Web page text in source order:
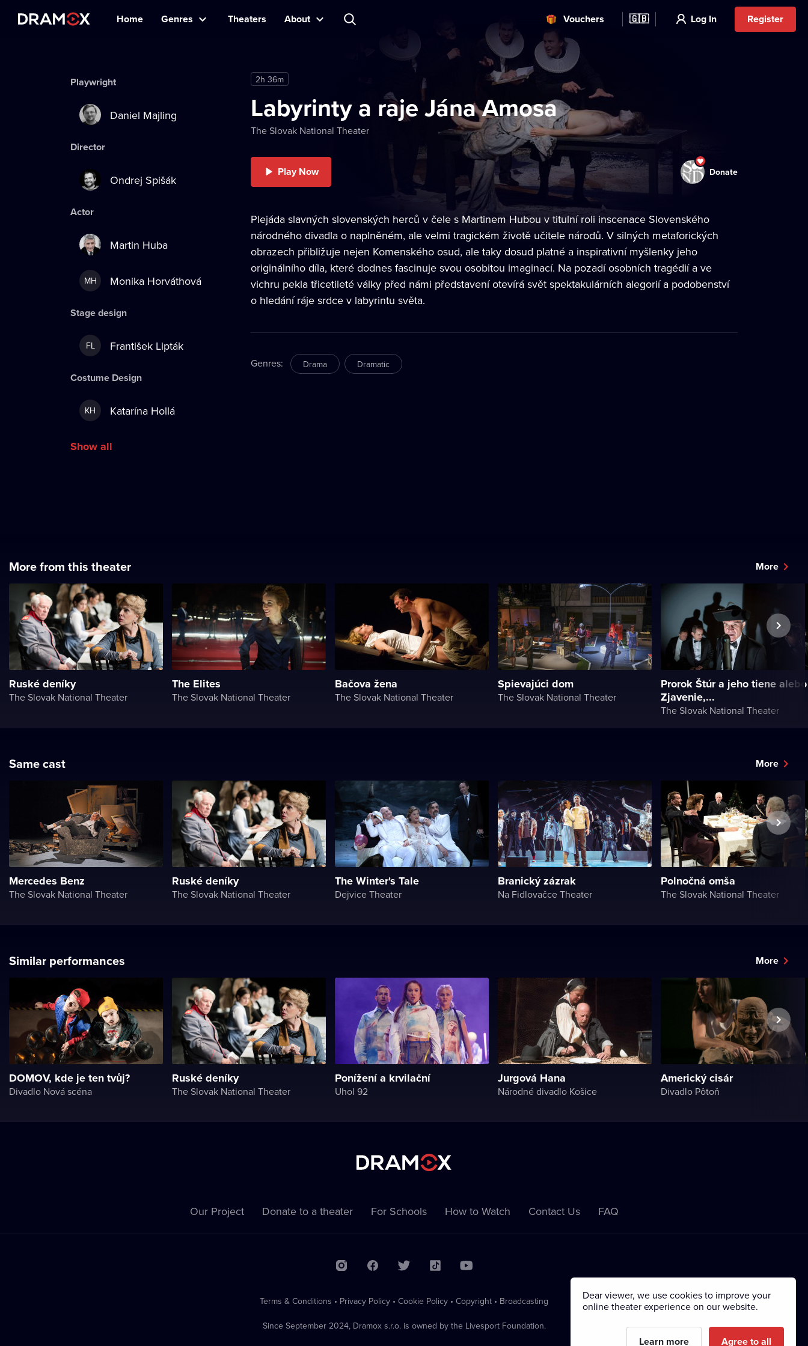
Home Genres Theaters About Vouchers 🇬🇧 Log In Register
2h 36m
Labyrinty a raje Jána Amosa
The Slovak National Theater
Play Now Donate
Plejáda slavných slovenských herců v čele s Martinem Hubou v titulní roli inscenace Slovenského
národného divadla o naplněném, ale velmi tragickém životě učitele národů. V silných metaforických
obrazech přibližuje nejen Komenského osud, ale taky dosud platné a inspirativní myšlenky jeho
originálního díla, které dodnes fascinuje svou osobitou imaginací. Na pozadí osobních tragédií a ve
vichru pekla třicetileté války před námi představení otevírá svět spektakulárních alegorií a podobenství
o hledání ráje srdce v labyrintu světa.
Genres: Drama Dramatic
Playwright
Daniel Majling
Director
Ondrej Spišák
Actor
Martin Huba
MH Monika Horváthová
Stage design
FL František Lipták
Costume Design
KH Katarína Hollá
Show all
More from this theater More
Ruské deníky
The Slovak National Theater
The Elites
The Slovak National Theater
Bačova žena
The Slovak National Theater
Spievajúci dom
The Slovak National Theater
Prorok Štúr a jeho tiene alebo
Zjavenie,...
The Slovak National Theater
Same cast More
Mercedes Benz
The Slovak National Theater
Ruské deníky
The Slovak National Theater
The Winter's Tale
Dejvice Theater
Branický zázrak
Na Fidlovačce Theater
Polnočná omša
The Slovak National Theater
Similar performances More
DOMOV, kde je ten tvůj?
Divadlo Nová scéna
Ruské deníky
The Slovak National Theater
Ponížení a krvilační
Uhol 92
Jurgová Hana
Národné divadlo Košice
Americký cisár
Divadlo Pôtoň
Our Project Donate to a theater For Schools How to Watch Contact Us FAQ
Terms & Conditions • Privacy Policy • Cookie Policy • Copyright • Broadcasting
Since September 2024, Dramox s.r.o. is owned by the Livesport Foundation.
Dear viewer, we use cookies to improve your
online theater experience on our website.
Learn more Agree to all